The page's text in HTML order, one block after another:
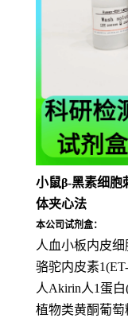
小鼠β-黑素细
体夹心法
本公司试剂盒：
人血小板内皮
骆驼内皮素
人Akirin人1蛋
植物类黄酮葡